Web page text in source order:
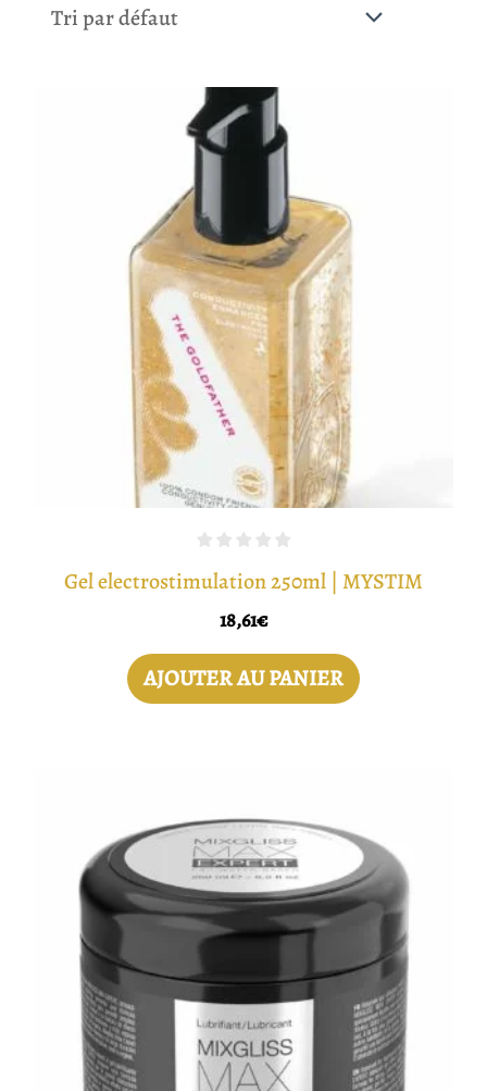
Gel electrostimulation 250ml | MYSTIM
18,61€
AJOUTER AU PANIER